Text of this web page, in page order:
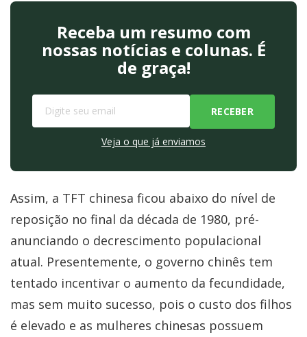
Receba um resumo com
nossas notícias e colunas. É
de graça!
Veja o que já enviamos
Assim, a TFT chinesa ficou abaixo do nível de
reposição no final da década de 1980, pré-
anunciando o decrescimento populacional
atual. Presentemente, o governo chinês tem
tentado incentivar o aumento da fecundidade,
mas sem muito sucesso, pois o custo dos filhos
é elevado e as mulheres chinesas possuem